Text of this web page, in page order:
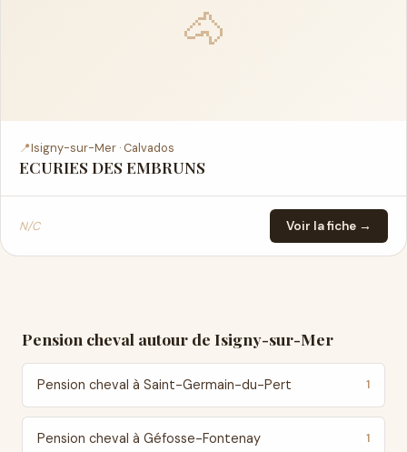
🐴
📍Isigny-sur-Mer · Calvados
ECURIES DES EMBRUNS
N/C Voir la fiche →
Pension cheval autour de Isigny-sur-Mer
Pension cheval à Saint-Germain-du-Pert 1
Pension cheval à Géfosse-Fontenay 1